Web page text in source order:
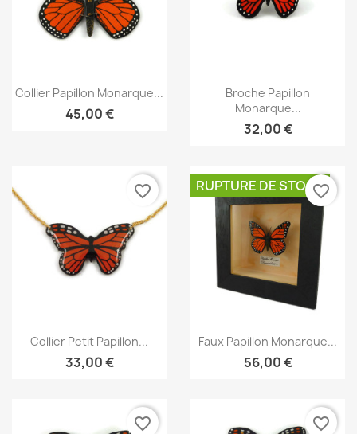
Aperçu rapide
Collier Papillon Monarque...
45,00 €
Aperçu rapide
Broche Papillon
Monarque...
32,00 €
Aperçu rapide
Collier Petit Papillon...
33,00 €
favorite_border
Aperçu rapide
Faux Papillon Monarque...
56,00 €
RUPTURE DE STOCK
favorite_border
favorite_border favorite_border